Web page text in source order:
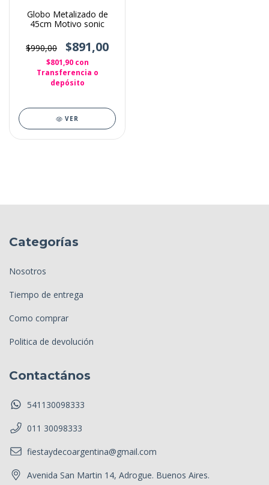
Globo Metalizado de
45cm Motivo sonic
$990,00 $891,00
$801,90 con
Transferencia o
depósito
VER
Categorías
Nosotros
Tiempo de entrega
Como comprar
Politica de devolución
Contactános
541130098333
011 30098333
fiestaydecoargentina@gmail.com
Avenida San Martin 14, Adrogue. Buenos Aires.